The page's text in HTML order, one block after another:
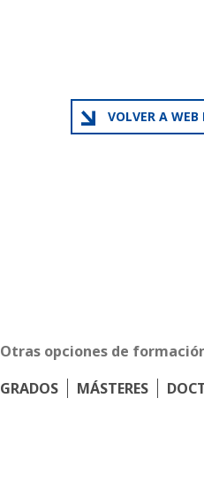
VOLVER A WEB
Otras opciones de
GRADOS
MÁSTERES